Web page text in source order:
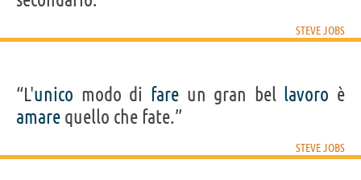
STEVE JOBS
“L'unico modo di fareun gran bel lavoro è
amare quello che fate.”
STEVE JOBS